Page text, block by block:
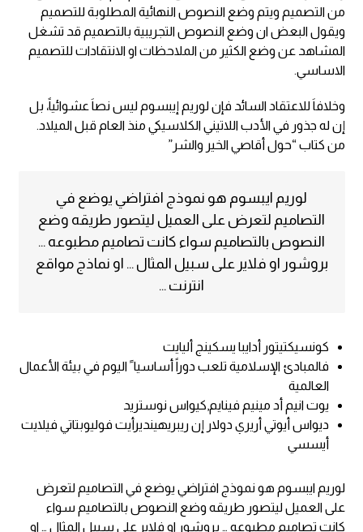
من التصميم ويتم وضع النصوص النهائية المطلوبة للتصميم
ويقول البعض ان وضع النصوص التجريبية بالتصميم قد تشغل
المشاهد عن وضع الكثير من الملاحظات او الانتقادات للتصميم
الاساسي.
وخلافاَ للاعتقاد السائد فإن لوريم إيبسوم ليس نصاَ عشوائياً، بل
إن له جذور في الأدب اللاتيني الكلاسيكي منذ العام قبل الميلاد.
من كتاب “حول أقاصي الخير والشر”
لوريم ايبسوم هو نموذج افتراضي يوضع في
التصاميم لتعرض على العميل ليتصور طريقه وضع
النصوص بالتصاميم سواء كانت تصاميم مطبوعه …
بروشور او فلاير على سبيل المثال … او نماذج مواقع
انترنت …
كونسيكتيتور أدايبا يسكينج أليايت
فالمبادئ الإسلامية تلعب دوراً أساسيا ً اليوم في بيئة الأعمال
العالمية
يوت انيم أد مينيم فينايم,كيواس نوستريد
ديواس أيوتي أريري دولار إن ريبريهينديرأيت فوليوبتاتي فيلايت
أيسسي
لوريم ايبسوم هو نموذج افتراضي يوضع في التصاميم لتعرض
على العميل ليتصور طريقه وضع النصوص بالتصاميم سواء
كانت تصاميم مطبوعه … بروشور او فلاير على سبيل المثال … او